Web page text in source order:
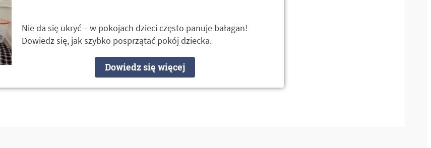
Nie da się ukryć – w pokojach dzieci często panuje bałagan!
Dowiedz się, jak szybko posprzątać pokój dziecka.
Dowiedz się więcej